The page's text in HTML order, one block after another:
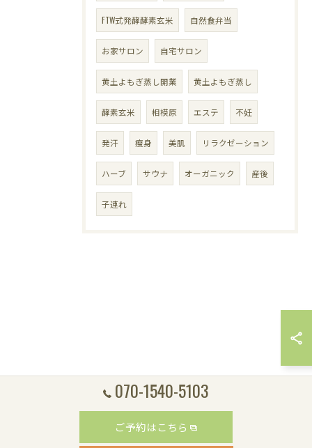
FTW式発酵酵素玄米 自然食弁当
お家サロン 自宅サロン
黄土よもぎ蒸し開業 黄土よもぎ蒸し
酵素玄米 相模原 エステ 不妊
発汗 瘦身 美肌 リラクゼーション
ハーブ サウナ オーガニック 産後
子連れ
070-1540-5103
ご予約はこちら